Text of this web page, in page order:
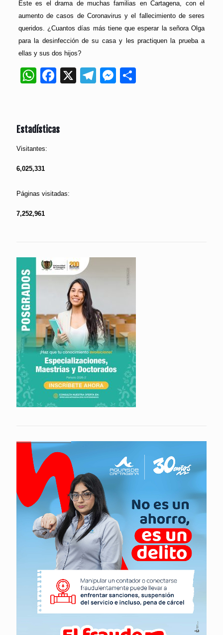
Este es el drama de muchas familias en Cartagena, con el
aumento de casos de Coronavirus y el fallecimiento de seres
queridos. ¿Cuantos días más tiene que esperar la señora Olga
para la desinfección de su casa y les practiquen la prueba a
ellas y sus dos hijos?
WhatsApp
Facebook
X Telegram
Messenger
Estadísticas
Visitantes:
6,025,331
Páginas visitadas:
7,252,961